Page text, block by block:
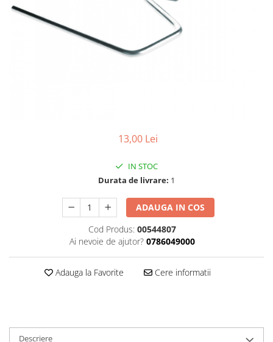
Foarfeci de mana
Galeti de lucru si accesorii
Imbusi si seturi de imbusi
Razuri si razuitoare de mana
Truse de tubulare si chei
Tubulare 1/2 si accesorii
13,00 Lei
IN STOC
Durata de livrare: 1
ADAUGA IN COS
Cod Produs: 00544807
Ai nevoie de ajutor? 0786049000
Adauga la Favorite Cere informatii
Descriere